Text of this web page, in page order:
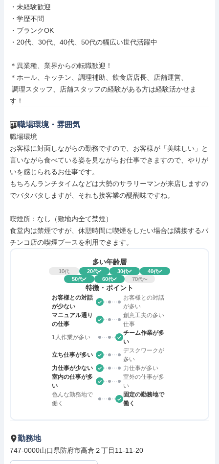
・未経験歓迎
・学歴不問
・ブランクOK
・20代、30代、40代、50代の幅広い世代活躍中
＊異業種、業界からの転職歓迎！
＊ホール、キッチン、調理補助、飲食店店長、店舗運営、
す！
職場環境・雰囲気
職場環境
お客様に対面しながらの勤務ですので、お客様が「美味しい」と
言いながら食べている姿を見ながらお仕事できますので、やりが
いを感じられるお仕事です。
もちろんランチタイムなどは大勢のサラリーマンが来店しますの
でバタバタしますが、それも接客業の醍醐味ですね。
喫煙所：なし（敷地内全て禁煙）
食堂内は禁煙ですが、休憩時間に喫煙をしたい場合は隣接するパ
チンコ店の喫煙ブースを利用できます。
多い年齢層
10代 20代 30代 40代
50代 60代 70代〜
特徴・ポイント
お客様との対話
が少ない
お客様との対話
が多い
マニュアル通り
の仕事
創意工夫の多い
仕事
1人作業が多い
チーム作業が多
い
立ち仕事が多い
デスクワークが
多い
力仕事が少ない
力仕事が多い
室内の仕事が多
い
室外の仕事が多
い
色んな勤務地で
働く
固定の勤務地で
働く
勤務地
747-0000山口県防府市高倉２丁目11-11-20